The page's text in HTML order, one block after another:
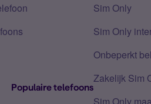
Populaire telefoons
Sim Only
Sim Only
Onbeperkt
Zakelijk Sim